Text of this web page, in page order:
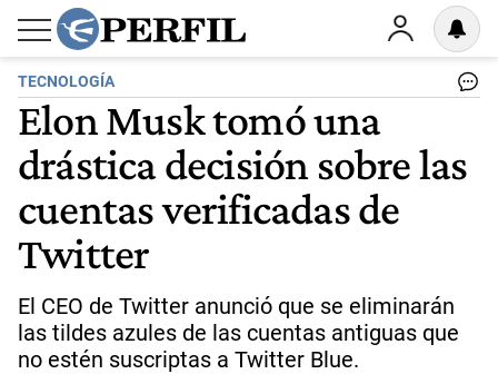
TECNOLOGÍA
Elon Musk tomó una
drástica decisión sobre las
cuentas verificadas de
Twitter
El CEO de Twitter anunció que se eliminarán
las tildes azules de las cuentas antiguas que
no estén suscriptas a Twitter Blue.